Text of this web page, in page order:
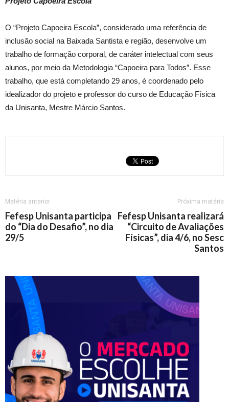
O “Projeto Capoeira Escola”, considerado uma referência de
inclusão social na Baixada Santista e região, desenvolve um
trabalho de formação corporal, de caráter intelectual com seus
alunos, por meio da Metodologia “Capoeira para Todos”. Esse
trabalho, que está completando 29 anos, é coordenado pelo
idealizador do projeto e professor do curso de Educação Física
da Unisanta, Mestre Márcio Santos.
Matéria anterior
Fefesp Unisanta participa
do “Dia do Desafio”, no dia
29/5
Próxima matéria
Fefesp Unisanta realizará
“Circuito de Avaliações
Físicas”, dia 4/6, no Sesc
Santos